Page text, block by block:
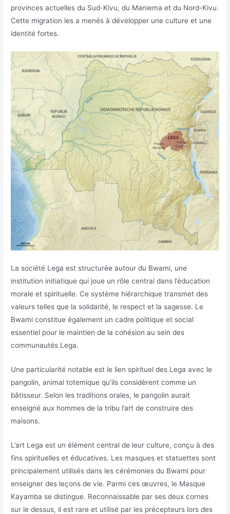
provinces actuelles du Sud-Kivu, du Maniema et du Nord-Kivu.
Cette migration les a menés à développer une culture et une
identité fortes.
La société Lega est structurée autour du Bwami, une
institution initiatique qui joue un rôle central dans l’éducation
morale et spirituelle. Ce système hiérarchique transmet des
valeurs telles que la solidarité, le respect et la sagesse. Le
Bwami constitue également un cadre politique et social
essentiel pour le maintien de la cohésion au sein des
communautés Lega.
Une particularité notable est le lien spirituel des Lega avec le
pangolin, animal totemique qu’ils considèrent comme un
bâtisseur. Selon les traditions orales, le pangolin aurait
enseigné aux hommes de la tribu l’art de construire des
maisons.
L’art Lega est un élément central de leur culture, conçu à des
fins spirituelles et éducatives. Les masques et statuettes sont
principalement utilisés dans les cérémonies du Bwami pour
enseigner des leçons de vie. Parmi ces œuvres, le Masque
Kayamba se distingue. Reconnaissable par ses deux cornes
sur le dessus, il est rare et utilisé par les précepteurs lors des